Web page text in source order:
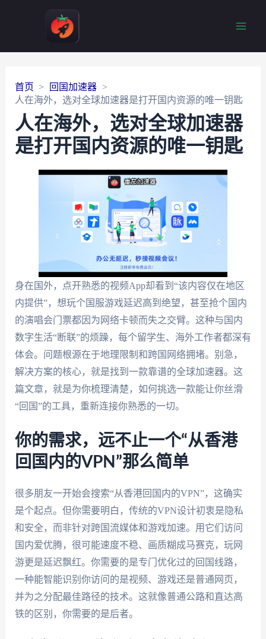
首页
回国加速器
人在海外，选对全球加速器是打开国内资源的唯一钥匙
人在海外，选对全球加速器
是打开国内资源的唯一钥匙
身在国外，点开熟悉的视频App却看到“该内容仅在地区
内提供”，想玩个国服游戏延迟高到绝望，甚至抢个国内
的演唱会门票都因为网络卡顿而失之交臂。这种与国内
数字生活“断联”的烦躁，每个留学生、海外工作者都深有
体会。问题根源在于地理限制和跨国网络拥堵。别急，
解决方案的核心，就是找到一款靠谱的全球加速器。这
篇文章，就是为你梳理清楚，如何挑选一款能让你丝滑
“回国”的工具，重新连接你熟悉的一切。
你的需求，远不止一个“从香港
回国内的VPN”那么简单
很多朋友一开始会搜索“从香港回国内的VPN”，这确实
是个起点。但你需要明白，传统的VPN设计初衷是隐私
和安全，而非针对跨国流媒体和游戏加速。用它们访问
国内爱优腾，很可能速度不稳、画质糊成马赛克，玩网
游更是延迟飘红。你需要的是专门优化过的回国线路，
一种能智能识别你访问的是视频、游戏还是普通网页，
并为之分配最佳路径的技术。这就像普通公路和直达高
铁的区别，你需要的是后者。